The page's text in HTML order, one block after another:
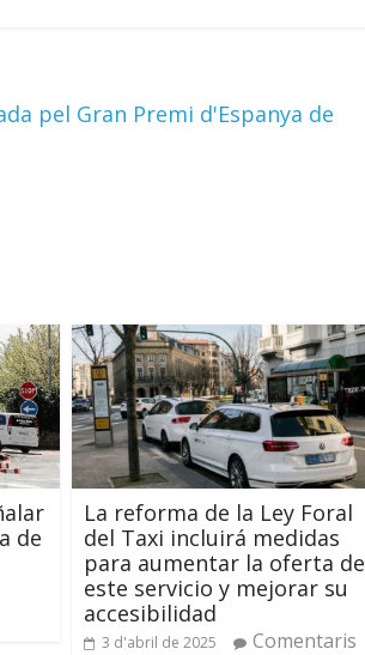
pel Gran Premi d'Espanya de
de
La reforma de la Ley Foral
del Taxi incluirá medidas
para aumentar la oferta de
este servicio y mejorar su
accesibilidad
3 d'abril de 2025
Comentaris